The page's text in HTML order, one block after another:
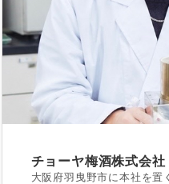
チョーヤ梅酒株式会社
大阪府羽曳野市に本社を置